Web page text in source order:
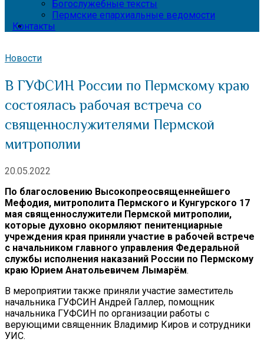
Богослужебные тексты
Пермские епархиальные ведомости
Контакты
Новости
В ГУФСИН России по Пермскому краю
состоялась рабочая встреча со
священнослужителями Пермской
митрополии
20.05.2022
По благословению Высокопреосвященнейшего
Мефодия, митрополита Пермского и Кунгурского 17
мая священнослужители Пермской митрополии,
которые духовно окормляют пенитенциарные
учреждения края приняли участие в рабочей встрече
с начальником главного управления Федеральной
службы исполнения наказаний России по Пермскому
краю Юрием Анатольевичем Лымарём.
В мероприятии также приняли участие заместитель
начальника ГУФСИН Андрей Галлер, помощник
начальника ГУФСИН по организации работы с
верующими священник Владимир Киров и сотрудники
УИС.